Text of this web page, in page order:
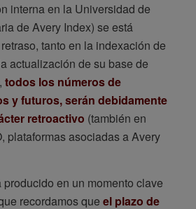
interna en la Universidad de
de Avery Index) se está
tanto en la indexación de
actualización de su base de
todos los números de
y futuros, serán debidamente
retroactivo (también en
plataformas asociadas a Avery
en un momento clave
recordamos que el plazo de